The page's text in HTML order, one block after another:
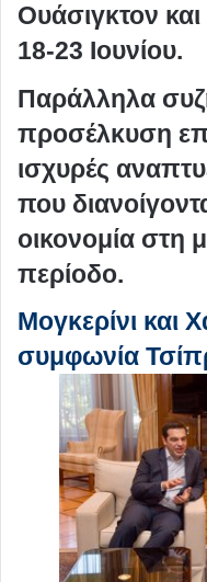
Ουάσιγκτον
18-23 Ιουνίου.
Παράλληλα
προσέλκυση
ισχυρές
που
οικονομία στη
περίοδο.
Μογκερίνι και
συμφωνία